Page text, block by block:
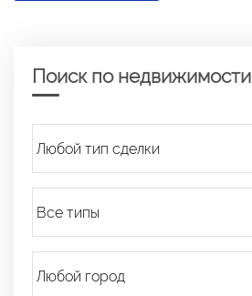
Поиск по недвижимости